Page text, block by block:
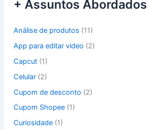
r
p
r
+ Assuntos Abordados
Análise de produtos (11)
App para editar video (2)
Capcut(1)
Celular(2)
Cupom de desconto (2)
Cupom Shopee(1)
Curiosidade(1)